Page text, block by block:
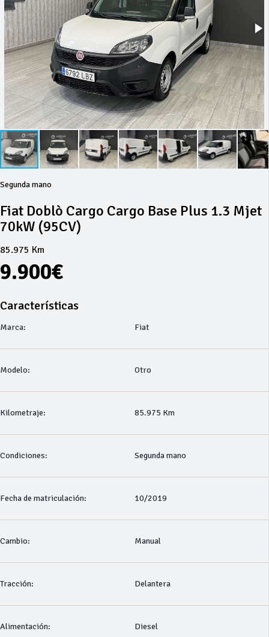
Segunda mano
Fiat Doblò Cargo Cargo Base Plus 1.3 Mjet
70kW (95CV)
85.975 Km
9.900€
Características
Marca: Fiat
Modelo: Otro
Kilometraje: 85.975 Km
Condiciones: Segunda mano
Fecha de matriculación: 10/2019
Cambio: Manual
Tracción: Delantera
Alimentación: Diesel